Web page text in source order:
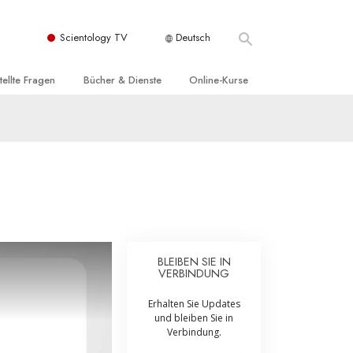
Scientology TV Deutsch
Fragen Bücher & Dienste
Dienste
Online-Kurse
Beistände bei Krankheiten und
BLEIBEN SIE IN
VERBINDUNG
Erhalten Sie Updates
und bleiben Sie in
Verbindung.